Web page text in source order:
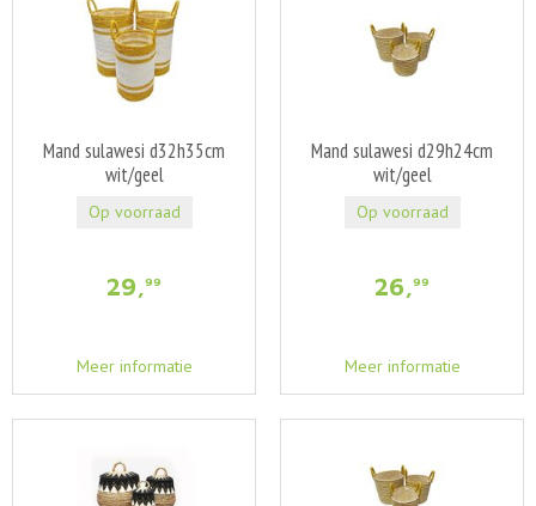
Mand sulawesi d32h35cm
wit/geel
29,99
Meer informatie
Op voorraad
Mand sulawesi d29h24cm
wit/geel
26,99
Meer informatie
Op voorraad